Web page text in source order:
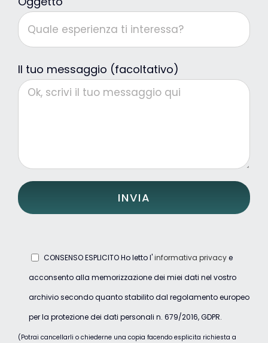
Il tuo messaggio (facoltativo)
CONSENSO ESPLICITO Ho letto l'informativa privacye
acconsento alla memorizzazione dei miei dati nel vostro
archivio secondo quanto stabilito dal regolamento europeo
per la protezione dei dati personali n. 679/2016, GDPR.
(Potrai cancellarli o chiederne una copia facendo esplicita richiesta a